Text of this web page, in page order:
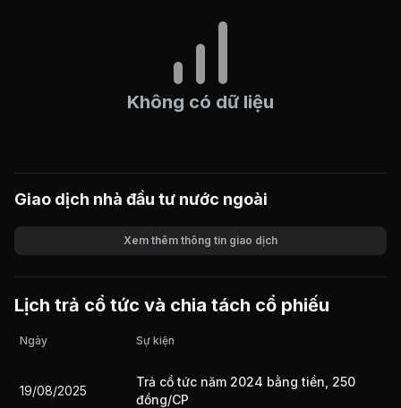
Không có dữ liệu
Giao dịch nhà đầu tư nước ngoài
Giá trị giao dịch
Xem thêm thông tin giao dịch
Lịch trả cổ tức và chia tách cổ phiếu
Ngày Sự kiện
19/08/2025
Trả cổ tức năm 2024 bằng tiền, 250
đồng/CP